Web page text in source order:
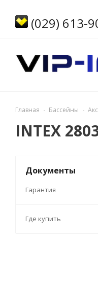
(029) 613-
Главная Бассейны
INTEX
Документы
Гарантия
Где купить